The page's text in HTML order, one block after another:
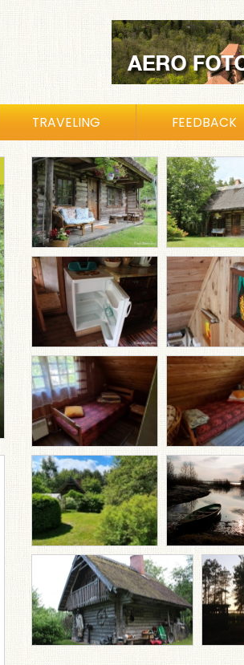
TRAVELING FEEDBACK